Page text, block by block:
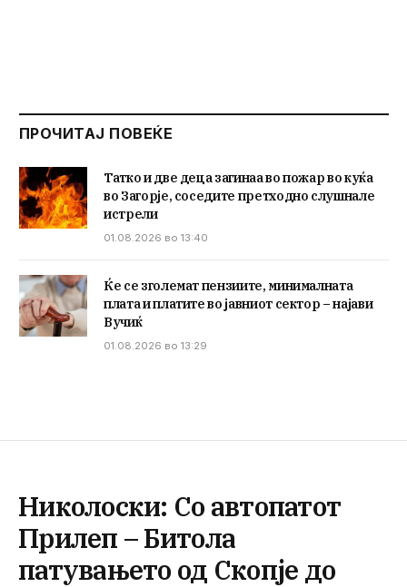
ПРОЧИТАЈ ПОВЕЌЕ
Татко и две деца загинаа во пожар во куќа
во Загорје, соседите претходно слушнале
истрели
01.08.2026 во 13:40
Ќе се зголемат пензиите, минималната
плата и платите во јавниот сектор – најави
Вучиќ
01.08.2026 во 13:29
Николоски: Со автопатот
Прилеп – Битола
патувањето од Скопје до